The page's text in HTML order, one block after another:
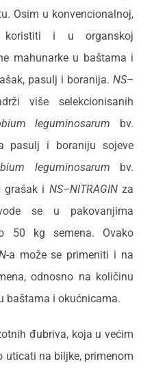
Osim u konvencionalnoj,
i u organskoj
mahunarke u baštama i
pasulj i boranija. NS–
više selekcionisanih
leguminosarum bv.
pasulj i boraniju sojeve
leguminosarum bv.
i NS–NITRAGINza
se u pakovanjima
50 kg semena. Ovako
-a može se primeniti i na
odnosno na količinu
baštama i okućnicama.
đubriva, koja u većim
uticati na biljke, primenom